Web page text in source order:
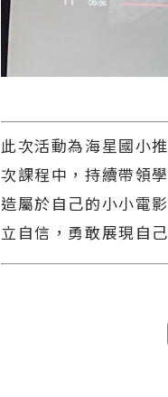
此次活動為海星國小
次課程中，持續帶領
造屬於自己的小小電
立自信，勇敢展現自